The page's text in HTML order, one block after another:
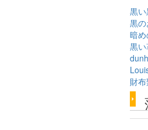
黒
黒
暗
黒
財